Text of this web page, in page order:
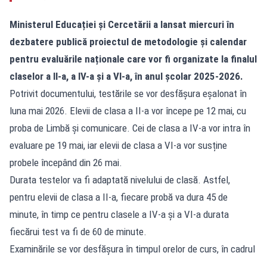
Ministerul Educației și Cercetării a lansat miercuri în
dezbatere publică proiectul de metodologie și calendar
pentru evaluările naționale care vor fi organizate la finalul
claselor a II-a, a IV-a și a VI-a, în anul școlar 2025-2026.
Potrivit documentului, testările se vor desfășura eșalonat în
luna mai 2026. Elevii de clasa a II-a vor începe pe 12 mai, cu
proba de Limbă și comunicare. Cei de clasa a IV-a vor intra în
evaluare pe 19 mai, iar elevii de clasa a VI-a vor susține
probele începând din 26 mai.
Durata testelor va fi adaptată nivelului de clasă. Astfel,
pentru elevii de clasa a II-a, fiecare probă va dura 45 de
minute, în timp ce pentru clasele a IV-a și a VI-a durata
fiecărui test va fi de 60 de minute.
Examinările se vor desfășura în timpul orelor de curs, în cadrul